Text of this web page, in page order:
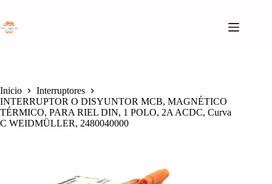
contenido
Inicio
Interruptores
INTERRUPTOR O DISYUNTOR MCB, MAGNÉTICO
TÉRMICO, PARA RIEL DIN, 1 POLO, 2A ACDC, Curva
C WEIDMÜLLER, 2480040000